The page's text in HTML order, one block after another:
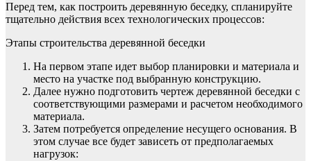
Перед тем, как построить деревянную беседку, спланируйте
тщательно действия всех технологических процессов:
Этапы строительства деревянной беседки
На первом этапе идет выбор планировки и материала и
место на участке под выбранную конструкцию.
Далее нужно подготовить чертеж деревянной беседки с
соответствующими размерами и расчетом необходимого
материала.
Затем потребуется определение несущего основания. В
этом случае все будет зависеть от предполагаемых
нагрузок: